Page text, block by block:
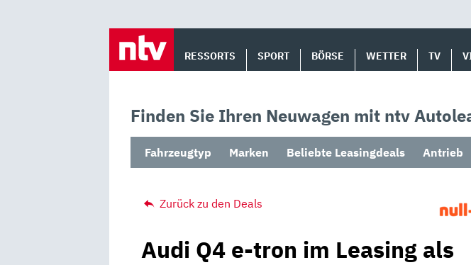
RESSORTS SPORT BÖRSE WETTER TV
Finden Sie Ihren Neuwagen mit ntv
Fahrzeugtyp Marken Beliebte Leasingdeals Antrieb
Zurück zu den Deals
Audi Q4 e-tron im Leasing als